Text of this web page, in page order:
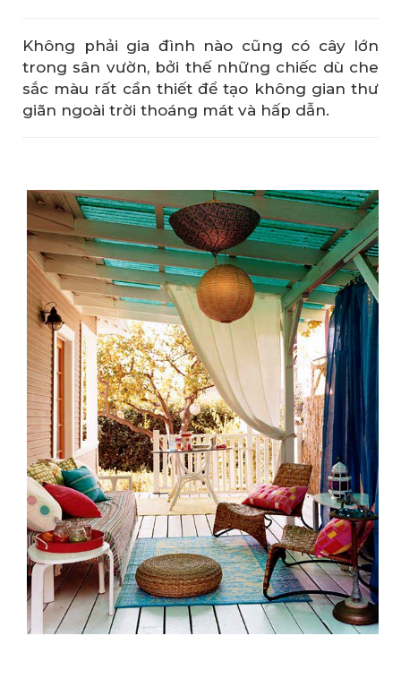
Không phải gia đình nào cũng có cây lớn
trong sân vườn, bởi thế những chiếc dù che
sắc màu rất cần thiết để tạo không gian thư
giãn ngoài trời thoáng mát và hấp dẫn.